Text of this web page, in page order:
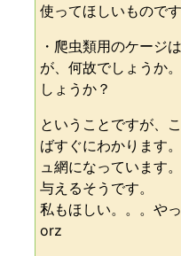
使ってほしいものです
・爬虫類用のケージ
が、何故でしょうか
しょうか？
ということですが、
ばすぐにわかります
ュ網になっています
与えるそうです。
私もほしい。。。や
orz